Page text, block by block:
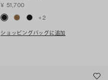
¥ 51,700
+2
ショッピングバッグに追加